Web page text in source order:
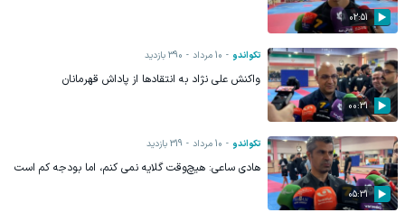
02:51
00:31
تکواندو 10 مرداد 390بازدید
واکنش علی نژاد به انتقادها از پاداش قهرمانان
05:31
تکواندو 10 مرداد 319بازدید
هادی ساعی: هیچ‌وقت گلایه نمی کنم، اما بودجه کم است